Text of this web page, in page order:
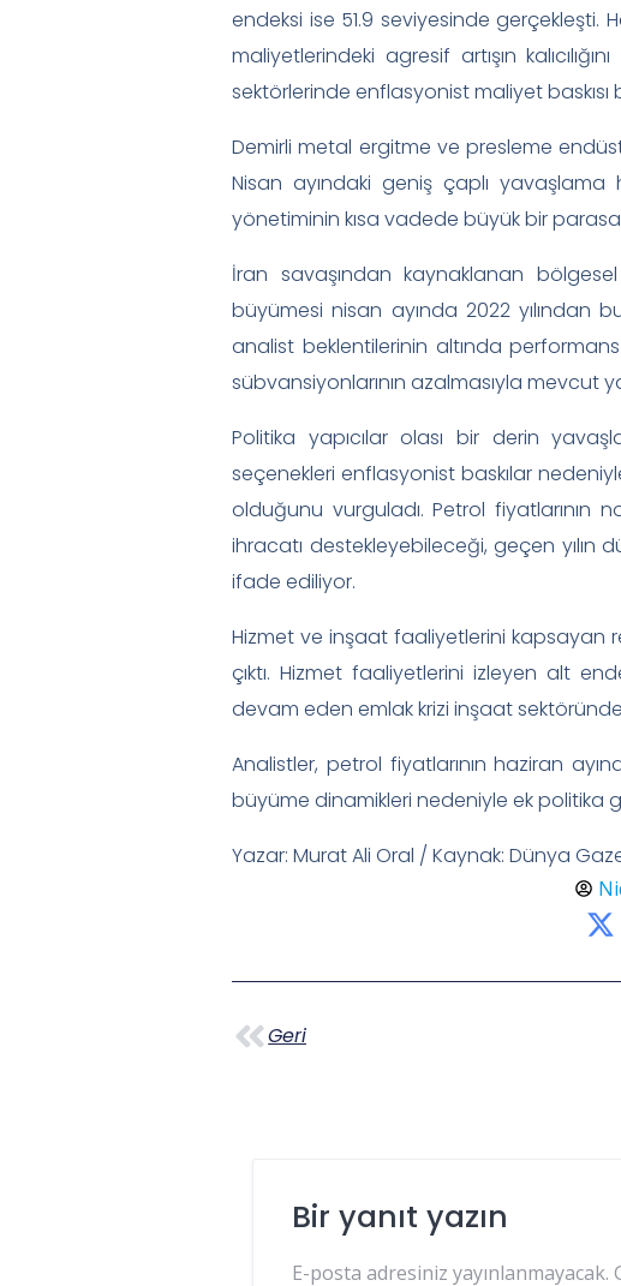
endeksi ise 51.9 seviyesinde
maliyetlerindeki agresif artışın
sektörlerinde enflasyonist maliyet baskısı
Demirli metal ergitme ve presleme
Nisan ayındaki geniş çaplı yavaşlama
yönetiminin kısa vadede büyük bir
İran savaşından kaynaklanan
büyümesi nisan ayında 2022 yılından
analist beklentilerinin altında
sübvansiyonlarının azalmasıyla mevcut
Politika yapıcılar olası bir derin
seçenekleri enflasyonist baskılar
olduğunu vurguladı. Petrol fiyatlarının
ihracatı destekleyebileceği, geçen yılın
ifade ediliyor.
Hizmet ve inşaat faaliyetlerini kapsayan
çıktı. Hizmet faaliyetlerini izleyen alt
devam eden emlak krizi inşaat
Analistler, petrol fiyatlarının haziran
büyüme dinamikleri nedeniyle ek politika
Yazar: Murat Ali Oral / Kaynak: Dünya
Geri
Bir yanıt yazın
E-posta adresiniz yayınlanmayacak.